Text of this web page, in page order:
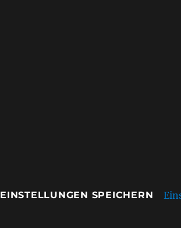
EINSTELLUNGEN SPEICHERN